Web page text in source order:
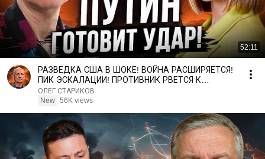
52:11
РАЗВЕДКА США В ШОКЕ! ВОЙНА РАСШИРЯЕТСЯ!
ПИК ЭСКАЛАЦИИ! ПРОТИВНИК РВЕТСЯ К
ДОБРОПОЛЬЮ! СТАРИКОВ ЛАНА
ОЛЕГ СТАРИКОВ
New 56K views